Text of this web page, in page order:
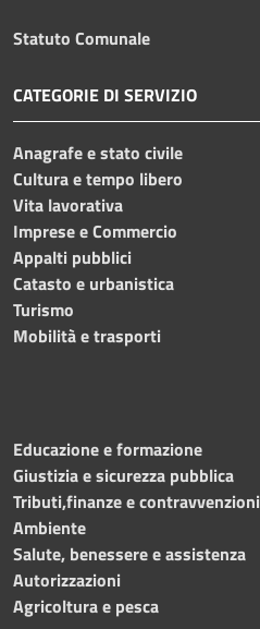
Statuto Comunale
CATEGORIE DI SERVIZIO
Anagrafe e stato civile
Cultura e tempo libero
Vita lavorativa
Imprese e Commercio
Appalti pubblici
Catasto e urbanistica
Turismo
Mobilità e trasporti
Educazione e formazione
Giustizia e sicurezza pubblica
Tributi,finanze e contravvenzioni
Ambiente
Salute, benessere e assistenza
Autorizzazioni
Agricoltura e pesca